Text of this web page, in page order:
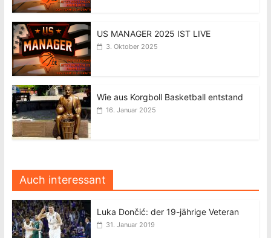
US MANAGER 2025 IST LIVE
3. Oktober 2025
Wie aus Korgboll Basketball entstand
16. Januar 2025
Auch interessant
Luka Dončić: der 19-jährige Veteran
31. Januar 2019